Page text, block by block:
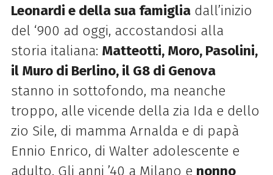
Leonardi e della sua famigliadall’inizio
del ‘900 ad oggi, accostandosi alla
storia italiana: Matteotti, Moro, Pasolini,
il Muro di Berlino, il G8 di Genova
stanno in sottofondo, ma neanche
troppo, alle vicende della zia Ida e dello
zio Sile, di mamma Arnalda e di papà
Ennio Enrico, di Walter adolescente e
adulto. Gli anni ’40 a Milano e nonno